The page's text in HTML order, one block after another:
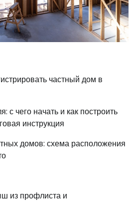
частный дом в
с чего начать и как построить
инструкция
домов: схема расположения
из профлиста и